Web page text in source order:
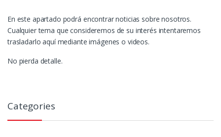
En este apartado podrá encontrar noticias sobre nosotros.
Cualquier tema que consideremos de su interés intentaremos
trasladarlo aquí mediante imágenes o videos.
No pierda detalle.
Categories